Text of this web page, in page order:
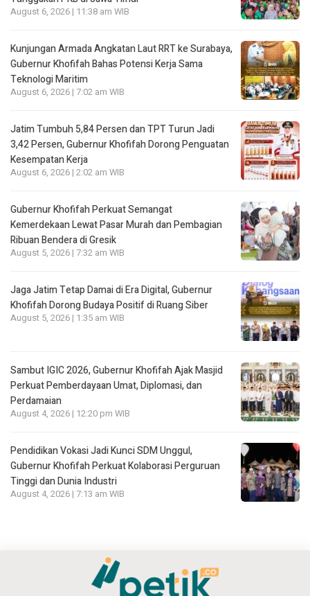
August 6, 2026 | 11:38 am WIB
Kunjungan Armada Angkatan Laut RRT ke Surabaya,
Gubernur Khofifah Bahas Potensi Kerja Sama
Teknologi Maritim
August 6, 2026 | 7:02 am WIB
Jatim Tumbuh 5,84 Persen dan TPT Turun Jadi
3,42 Persen, Gubernur Khofifah Dorong Penguatan
Kesempatan Kerja
August 6, 2026 | 2:02 am WIB
Gubernur Khofifah Perkuat Semangat
Kemerdekaan Lewat Pasar Murah dan Pembagian
Ribuan Bendera di Gresik
August 5, 2026 | 7:32 am WIB
Jaga Jatim Tetap Damai di Era Digital, Gubernur
Khofifah Dorong Budaya Positif di Ruang Siber
August 5, 2026 | 1:35 am WIB
Sambut IGIC 2026, Gubernur Khofifah Ajak Masjid
Perkuat Pemberdayaan Umat, Diplomasi, dan
Perdamaian
August 4, 2026 | 12:20 pm WIB
Pendidikan Vokasi Jadi Kunci SDM Unggul,
Gubernur Khofifah Perkuat Kolaborasi Perguruan
Tinggi dan Dunia Industri
August 4, 2026 | 7:13 am WIB